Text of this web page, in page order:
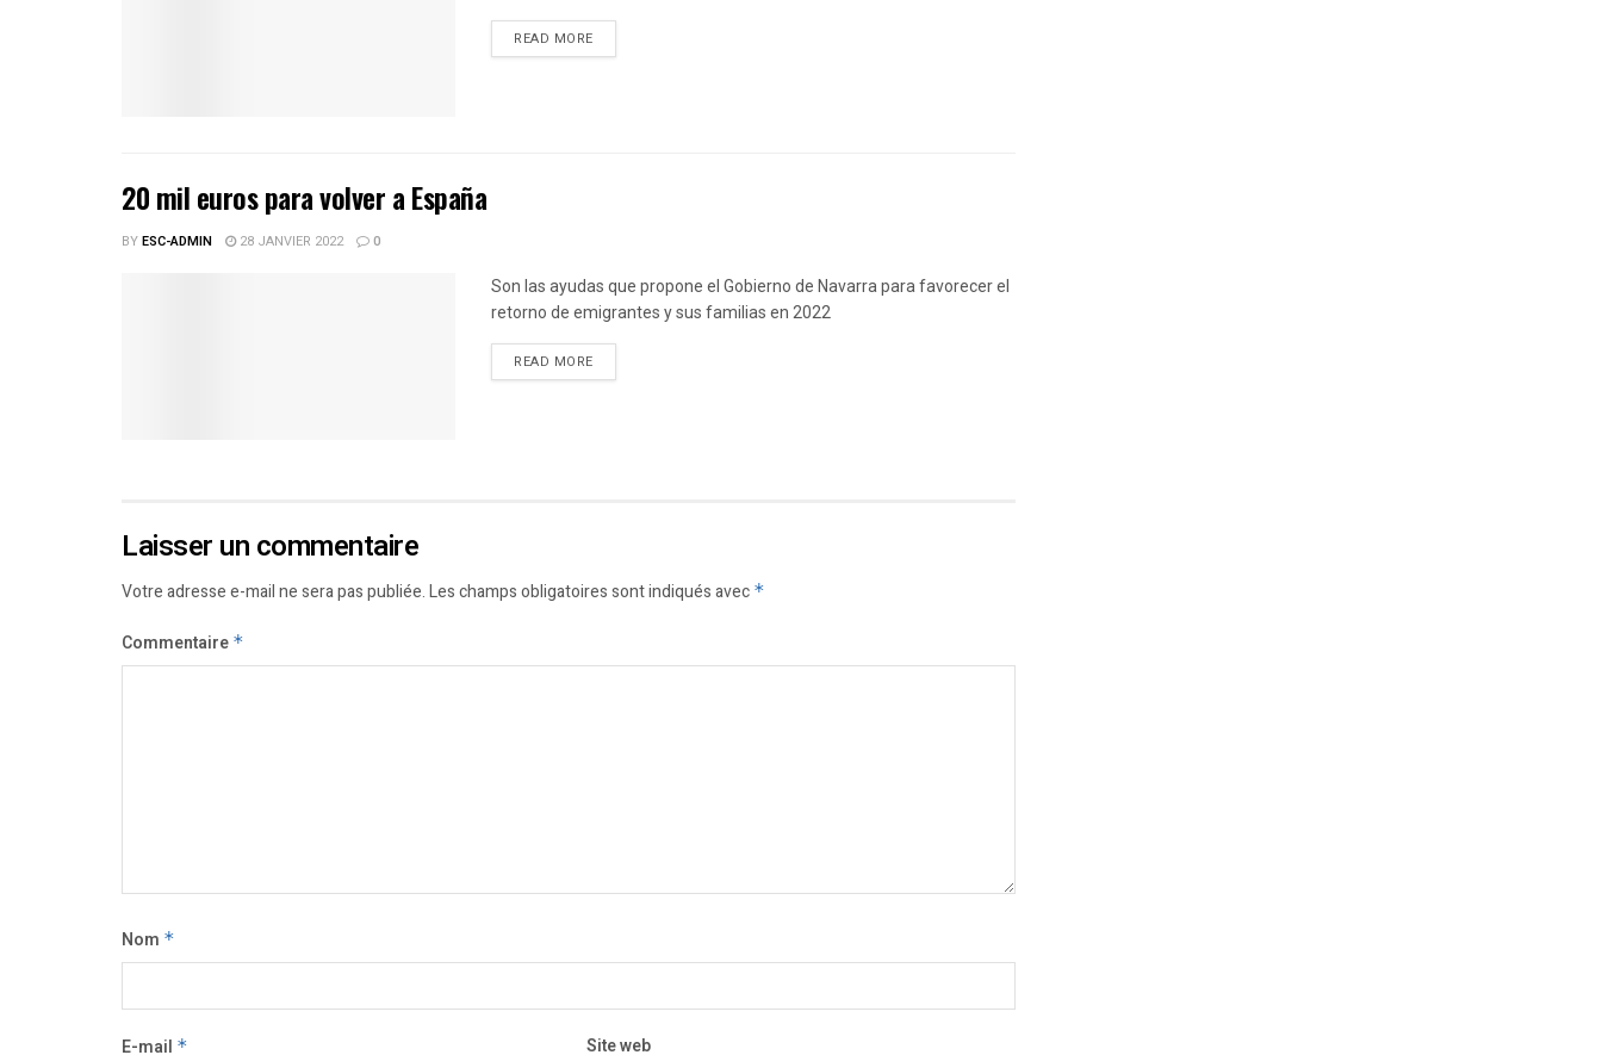
READ MOREDETAILS
20 mil euros para volver a España
BYESC-ADMIN 28 JANVIER 2022 0
Son las ayudas que propone el Gobierno de Navarra para favorecer el
retorno de emigrantes y sus familias en 2022
READ MOREDETAILS
Laisser un commentaire
Votre adresse e-mail ne sera pas publiée.Les champs obligatoires sont indiqués avec *
Commentaire *
Nom *
E-mail * Site web